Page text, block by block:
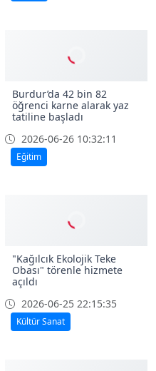
Burdur’da 42 bin 82
öğrenci karne alarak yaz
tatiline başladı
2026-06-26 10:32:11
Eğitim
"Kağılcık Ekolojik Teke
Obası" törenle hizmete
açıldı
2026-06-25 22:15:35
Kültür Sanat